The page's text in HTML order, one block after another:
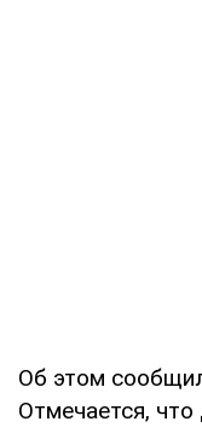
Об этом
Отмечается, что